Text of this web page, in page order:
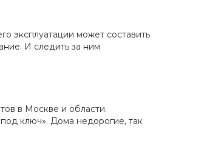
эксплуатации может составить
И следить за ним
в Москве и области.
ключ». Дома недорогие, так